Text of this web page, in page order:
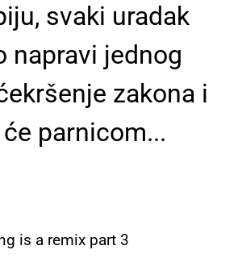
svaki uradak
napravi jednog
zakona i
parnicom...
is a remix part 3